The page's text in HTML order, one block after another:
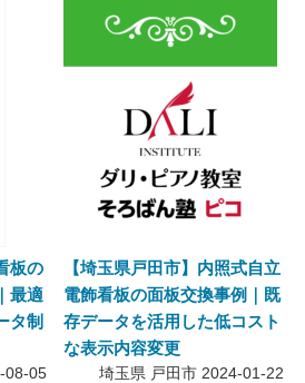
板の
最適
タ制
08-05
【埼玉県戸田市】内照式自立
電飾看板の面板交換事例｜既
存データを活用した低コスト
な表示内容変更
埼玉県 戸田市 2024-01-22